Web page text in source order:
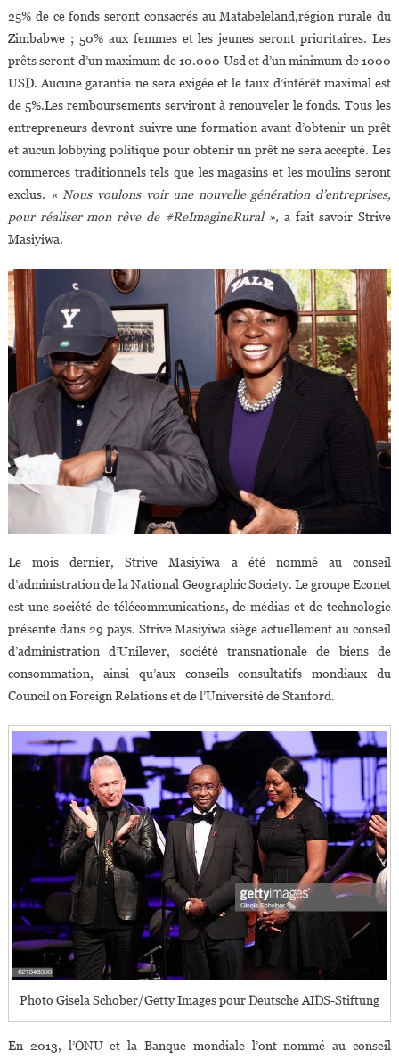
25% de ce fonds seront consacrés au Matabeleland,région rurale du
Zimbabwe ; 50% aux femmes et les jeunes seront prioritaires. Les
prêts seront d’un maximum de 10.000 Usd et d’un minimum de 1000
USD. Aucune garantie ne sera exigée et le taux d’intérêt maximal est
de 5%.Les remboursements serviront à renouveler le fonds. Tous les
entrepreneurs devront suivre une formation avant d’obtenir un prêt
et aucun lobbying politique pour obtenir un prêt ne sera accepté. Les
commerces traditionnels tels que les magasins et les moulins seront
exclus. « Nous voulons voir une nouvelle génération d’entreprises,
pour réaliser mon rêve de #ReImagineRural », a fait savoir Strive
Masiyiwa.
Le mois dernier, Strive Masiyiwa a été nommé au conseil
d’administration de la National Geographic Society. Le groupe Econet
est une société de télécommunications, de médias et de technologie
présente dans 29 pays. Strive Masiyiwa siège actuellement au conseil
d’administration d’Unilever, société transnationale de biens de
consommation, ainsi qu’aux conseils consultatifs mondiaux du
Council on Foreign Relations et de l’Université de Stanford.
Photo Gisela Schober/Getty Images pour Deutsche AIDS-Stiftung
En 2013, l’ONU et la Banque mondiale l’ont nommé au conseil